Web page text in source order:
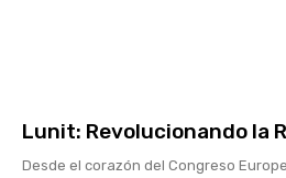
Lunit: Revolucionando la
Desde el corazón del Congreso